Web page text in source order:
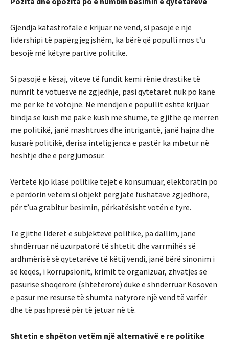
Gjendja katastrofale e krijuar në vend, si pasojë e një
lidershipi të papërgjegjshëm, ka bërë që populli mos t’u
besojë më këtyre partive politike.
Si pasojë e kësaj, viteve të fundit kemi rënie drastike të
numrit të votuesve në zgjedhje, pasi qytetarët nuk po kanë
më për kë të votojnë. Në mendjen e popullit është krijuar
bindja se kush më pak e kush më shumë, të gjithë që merren
me politikë, janë mashtrues dhe intrigantë, janë hajna dhe
kusarë politikë, derisa inteligjenca e pastër ka mbetur në
heshtje dhe e përgjumosur.
Vërtetë kjo klasë politike tejët e konsumuar, elektoratin po
e përdorin vetëm si objekt përgjatë fushatave zgjedhore,
për t’ua grabitur besimin, përkatësisht votën e tyre.
Të gjithë liderët e subjekteve politike, pa dallim, janë
shndërruar në uzurpatorë të shtetit dhe varrmihës së
ardhmërisë së qytetarëve të këtij vendi, janë bërë sinonim i
së keqës, i korrupsionit, krimit të organizuar, zhvatjes së
pasurisë shoqërore (shtetërore) duke e shndërruar Kosovën
e pasur me resurse të shumta natyrore një vend të varfër
dhe të pashpresë për të jetuar në të.
Shtetin e shpëton vetëm një alternativë e re politike